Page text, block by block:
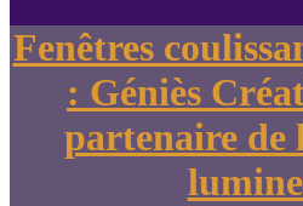
Fenêtres
: Géniès
partenaire de